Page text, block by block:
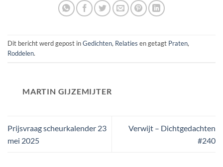
Dit bericht werd gepost inGedichten, Relaties en getagt Praten,
Roddelen.
MARTIN GIJZEMIJTER
Prijsvraag scheurkalender 23
mei 2025
Verwijt – Dichtgedachten
#240